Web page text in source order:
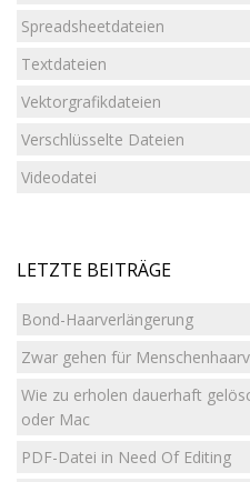
Spreadsheetdateien
Textdateien
Vektorgrafikdateien
Verschlüsselte Dateien
Videodatei
LETZTE BEITRÄGE
Bond-Haarverlängerung
Zwar gehen für
Wie zu erholen dauerhaft
oder Mac
PDF-Datei in Need Of Editing